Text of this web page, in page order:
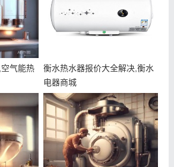
气能热
衡水热水器报价大全解决,衡水
电器商城